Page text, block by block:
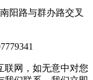
阳路与群办路交叉
联网，如无意中对您